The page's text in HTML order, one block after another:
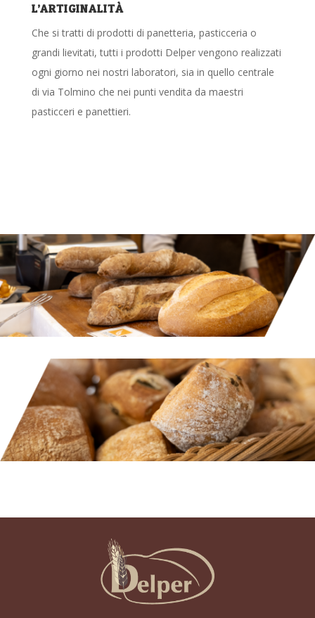
L’ARTIGINALITÀ
Che si tratti di prodotti di panetteria, pasticceria o
grandi lievitati, tutti i prodotti Delper vengono realizzati
ogni giorno nei nostri laboratori, sia in quello centrale
di via Tolmino che nei punti vendita da maestri
pasticceri e panettieri.